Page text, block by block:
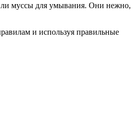
муссы для умывания. Они нежно,
и используя правильные